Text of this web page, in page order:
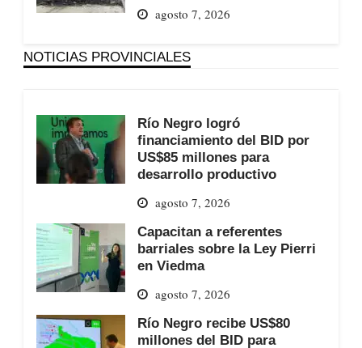
agosto 7, 2026
NOTICIAS PROVINCIALES
Río Negro logró
financiamiento del BID por
US$85 millones para
desarrollo productivo
agosto 7, 2026
Capacitan a referentes
barriales sobre la Ley Pierri
en Viedma
agosto 7, 2026
Río Negro recibe US$80
millones del BID para